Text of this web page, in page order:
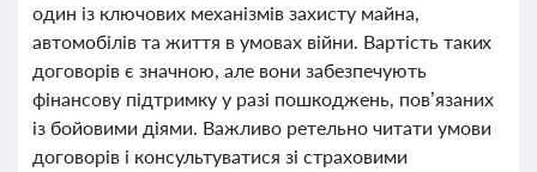
один із ключових механізмів захисту майна,
автомобілів та життя в умовах війни. Вартість таких
договорів є значною, але вони забезпечують
фінансову підтримку у разі пошкоджень, пов’язаних
із бойовими діями. Важливо ретельно читати умови
договорів і консультуватися зі страховими